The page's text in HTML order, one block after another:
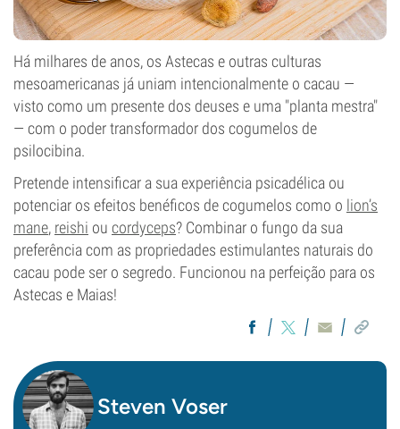
Há milhares de anos, os Astecas e outras culturas
mesoamericanas já uniam intencionalmente o cacau —
visto como um presente dos deuses e uma "planta mestra"
— com o poder transformador dos cogumelos de
psilocibina.
Pretende intensificar a sua experiência psicadélica ou
potenciar os efeitos benéficos de cogumelos como o lion’s
mane, reishi ou cordyceps? Combinar o fungo da sua
preferência com as propriedades estimulantes naturais do
cacau pode ser o segredo. Funcionou na perfeição para os
Astecas e Maias!
Steven Voser